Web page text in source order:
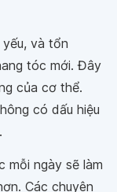
và tổn
tóc mới. Đây
của cơ thể.
có dấu hiệu
mỗi ngày sẽ làm
Các chuyên